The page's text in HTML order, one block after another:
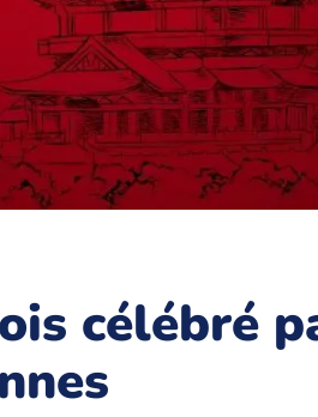
célébré